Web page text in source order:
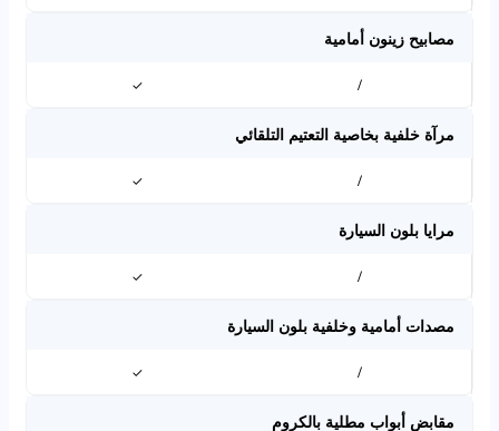
مصابيح زينون أمامية
/
✓
مرآة خلفية بخاصية التعتيم التلقائي
/
✓
مرايا بلون السيارة
/
✓
مصدات أمامية وخلفية بلون السيارة
/
✓
مقابض أبواب مطلية بالكروم